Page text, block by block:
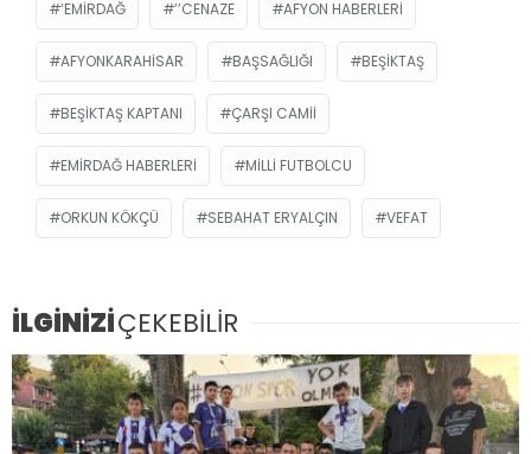
‘EMIRDAĞ ’’CENAZE AFYON HABERLERI
AFYONKARAHISAR BAŞSAĞLIĞI BEŞIKTAŞ
BEŞIKTAŞ KAPTANI ÇARŞI CAMII
EMIRDAĞ HABERLERI MILLI FUTBOLCU
ORKUN KÖKÇÜ SEBAHAT ERYALÇIN VEFAT
İLGİNİZİÇEKEBİLİR